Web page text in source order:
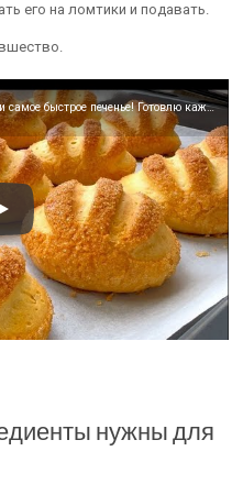
его на ломтики и подавать.
Нежные, как Мороженое❗️ Самое вкусное и самое быстрое печенье! Готовлю каждый день! Простой рецепт 😋
нужны для